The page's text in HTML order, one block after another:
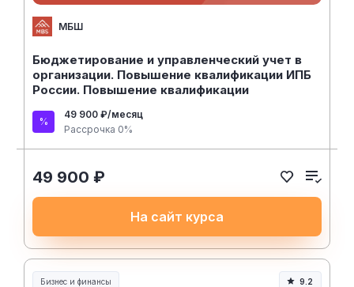
МБШ
Бюджетирование и управленческий учет в
организации. Повышение квалификации ИПБ
России. Повышение квалификации
49 900 ₽/месяц
Рассрочка 0%
49 900 ₽
На сайт курса
Бизнес и финансы 9.2